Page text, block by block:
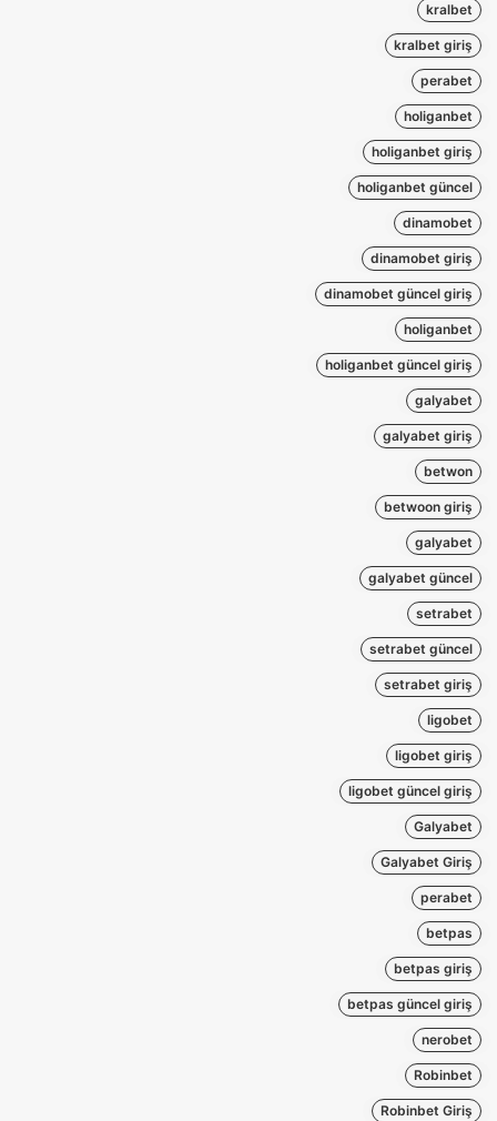
kralbet
kralbet giriş
perabet
holiganbet
holiganbet giriş
holiganbet güncel
dinamobet
dinamobet giriş
dinamobet güncel giriş
holiganbet
holiganbet güncel giriş
galyabet
galyabet giriş
betwon
betwoon giriş
galyabet
galyabet güncel
setrabet
setrabet güncel
setrabet giriş
ligobet
ligobet giriş
ligobet güncel giriş
Galyabet
Galyabet Giriş
perabet
betpas
betpas giriş
betpas güncel giriş
nerobet
Robinbet
Robinbet Giriş